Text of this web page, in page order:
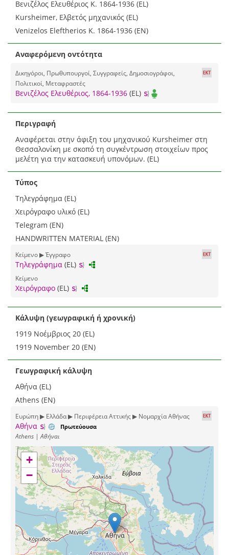
Βενιζέλος Ελευθέριος Κ. 1864-1936 (EL)
Kursheimer, Ελβετός μηχανικός (EL)
Venizelos Eleftherios K. 1864-1936 (EN)
Αναφερόμενη οντότητα
Δικηγόροι, Πρωθυπουργοί, Συγγραφείς, Δημοσιογράφοι,
Πολιτικοί, Μεταφραστές
Βενιζέλος Ελευθέριος, 1864-1936 (EL)
Περιγραφή
Αναφέρεται στην άφιξη του μηχανικού Kursheimer στη
Θεσσαλονίκη με σκοπό τη συγκέντρωση στοιχείων προς
μελέτη για την κατασκευή υπονόμων. (EL)
Τύπος
Τηλεγράφημα (EL)
Χειρόγραφο υλικό (EL)
Telegram (EN)
HANDWRITTEN MATERIAL (EN)
Κείμενο ▶ Έγγραφο
Τηλεγράφημα (EL)
Κείμενο
Χειρόγραφο (EL)
Κάλυψη (γεωγραφική ή χρονική)
1919 Νοέμβριος 20 (EL)
1919 November 20 (EN)
Γεωγραφική κάλυψη
Αθήνα (EL)
Athens (EN)
Ευρώπη ▶ Ελλάδα ▶ Περιφέρεια Αττικής ▶ Νομαρχία Αθήνας
Αθήνα Πρωτεύουσα
Athens | Αθήναι
+
−